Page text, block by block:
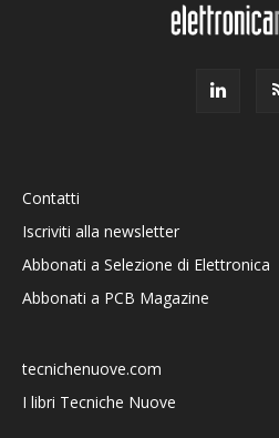
Contatti
Iscriviti alla newsletter
Abbonati a Selezione di Elettronica
Abbonati a PCB Magazine
tecnichenuove.com
I libri Tecniche Nuove